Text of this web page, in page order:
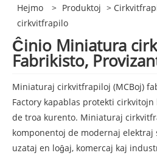
Hejmo > Produktoj >
cirkvitfrapilo
Ĉinio Miniatura
Fabrikisto,
Miniaturaj cirkvitfrapiloj (MCBoj)
Factory kapablas protekti
de troa kurento. Miniaturaj
komponentoj de modernaj elektraj
uzataj en loĝaj, komercaj kaj